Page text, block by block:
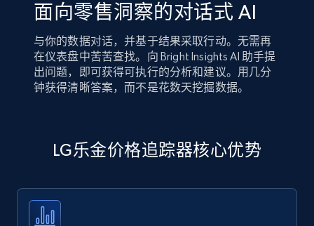
面向零售洞察的对话式 AI
与你的数据对话，并基于结果采取行动。无需再
在仪表盘中苦苦查找。向 Bright Insights AI 助手提
出问题，即可获得可执行的分析和建议。用几分
钟获得清晰答案，而不是花数天挖掘数据。
LG乐金价格追踪器核心优势